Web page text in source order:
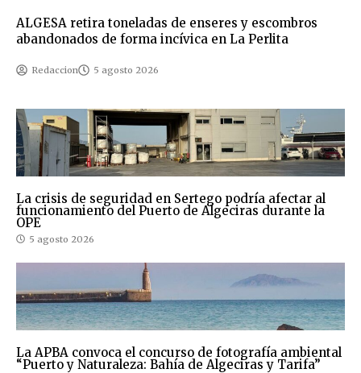
ALGESA retira toneladas de enseres y escombros
abandonados de forma incívica en La Perlita
Redaccion 5 agosto 2026
La crisis de seguridad en Sertego podría afectar al
funcionamiento del Puerto de Algeciras durante la
OPE
5 agosto 2026
La APBA convoca el concurso de fotografía ambiental
“Puerto y Naturaleza: Bahía de Algeciras y Tarifa”